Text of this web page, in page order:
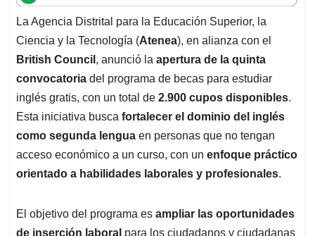
t
s
A
p
p
e
b
o
o
k
k
e
d
I
n
i
l
e
a
d
s
La Agencia Distrital para la Educación Superior, la
Ciencia y la Tecnología (Atenea), en alianza con el
British Council , anunció la apertura de la quinta
convocatoria del programa de becas para estudiar
inglés gratis, con un total de 2.900 cupos disponibles.
Esta iniciativa busca fortalecer el dominio del inglés
como segunda lengua en personas que no tengan
acceso económico a un curso, con un enfoque práctico
orientado a habilidades laborales y profesionales.
El objetivo del programa es ampliar las oportunidades
de inserción laboral para los ciudadanos y ciudadanas